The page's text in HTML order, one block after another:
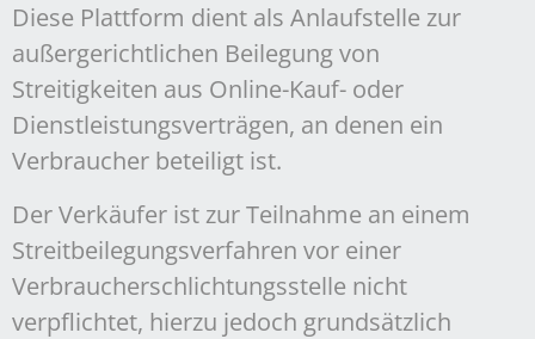
Diese Plattform dient als Anlaufstelle zur
außergerichtlichen Beilegung von
Streitigkeiten aus Online-Kauf- oder
Dienstleistungsverträgen, an denen ein
Verbraucher beteiligt ist.
Der Verkäufer ist zur Teilnahme an einem
Streitbeilegungsverfahren vor einer
Verbraucherschlichtungsstelle nicht
verpflichtet, hierzu jedoch grundsätzlich